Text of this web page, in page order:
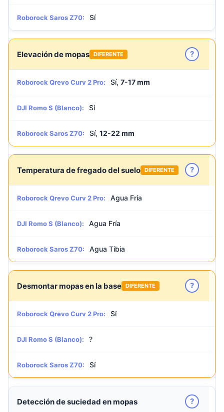
Roborock Saros Z70: Sí
Elevación de mopas DIFERENTE ?
Roborock Qrevo Curv 2 Pro: Sí, 7-17 mm
DJI Romo S (Blanco): Sí
Roborock Saros Z70: Sí, 12-22 mm
Temperatura de fregado del suelo DIFERENTE ?
Roborock Qrevo Curv 2 Pro: Agua Fría
DJI Romo S (Blanco): Agua Fría
Roborock Saros Z70: Agua Tibia
Desmontar mopas en la base DIFERENTE ?
Roborock Qrevo Curv 2 Pro: Sí
DJI Romo S (Blanco): ?
Roborock Saros Z70: Sí
Detección de suciedad en mopas ?